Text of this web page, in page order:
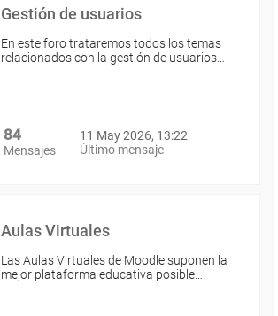
Gestión de usuarios
En este foro trataremos todos los temas
relacionados con la gestión de usuarios…
84
Mensajes
11 May 2026, 13:22
Último mensaje
Aulas Virtuales
Las Aulas Virtuales de Moodle suponen la
mejor plataforma educativa posible…